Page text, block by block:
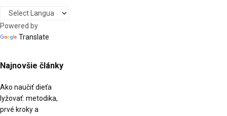
Powered by
Translate
Najnovšie články
Ako naučiť dieťa
lyžovať: metodika,
prvé kroky a